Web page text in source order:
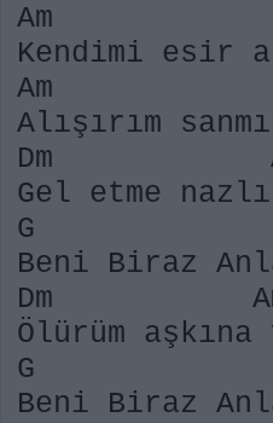
Am
Kendimi esir
Am
Alışırım
Dm
Gel etme
G
Beni Biraz
Dm
Ölürüm
G
Beni Biraz